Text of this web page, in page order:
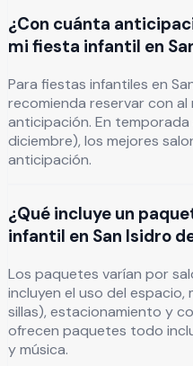
¿Con cuánta
mi fiesta infantil en
Para fiestas infantiles en
recomienda reservar con al
anticipación. En
diciembre), los mejores
anticipación.
¿Qué incluye un
infantil en San Isidro
Los paquetes varían por
incluyen el uso del
sillas), estacionamiento y
ofrecen paquetes todo
y música.